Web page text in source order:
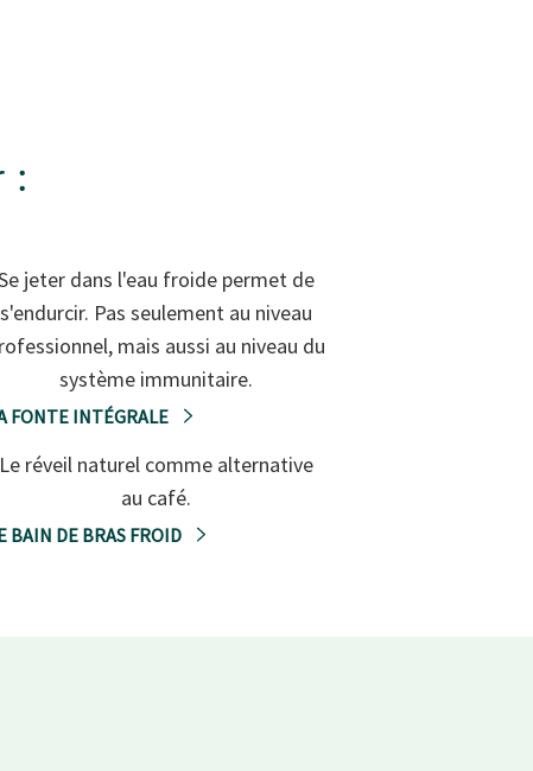
:
jeter dans l'eau froide permet de
s'endurcir. Pas seulement au niveau
mais aussi au niveau du
système immunitaire.
FONTE INTÉGRALE
Le réveil naturel comme alternative
au café.
BAIN DE BRAS FROID